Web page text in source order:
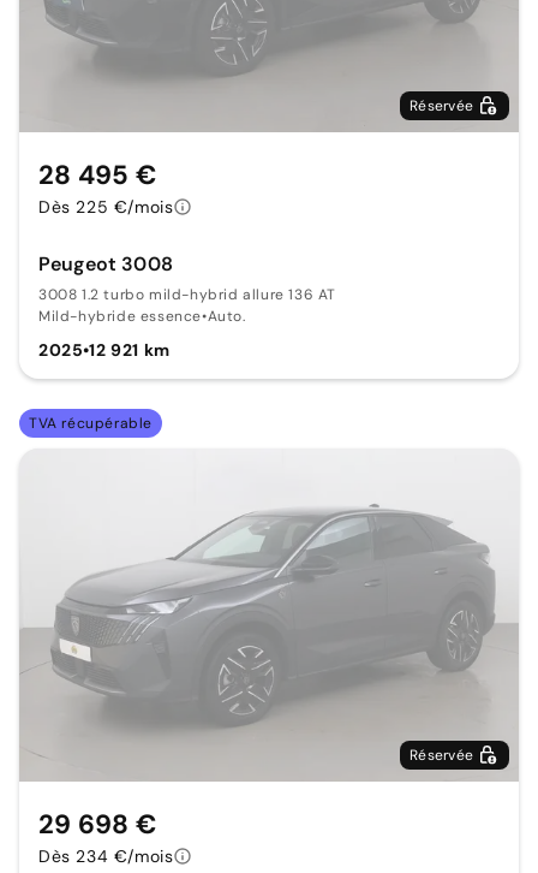
Réservée
Peugeot 3008
3008 1.2 turbo mild-hybrid allure 136 AT
Mild-hybride essence•Auto.
2025•12 921 km
28 495 €
Dès 225 €/mois
TVA récupérable
Réservée
29 698 €
Dès 234 €/mois